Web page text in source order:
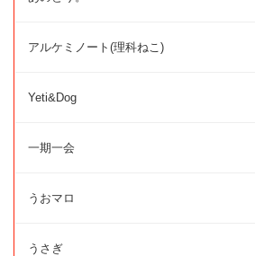
アルケミノート(理科ねこ)
Yeti&Dog
一期一会
うおマロ
うさぎ